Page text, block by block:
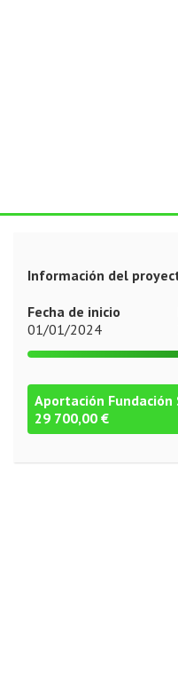
Información del
Fecha de inicio
01/01/2024
Aportación Fundación
29 700,00 €